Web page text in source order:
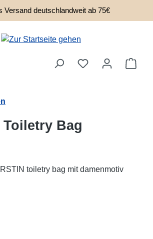
Versand deutschlandweit ab 75€
Toiletry Bag